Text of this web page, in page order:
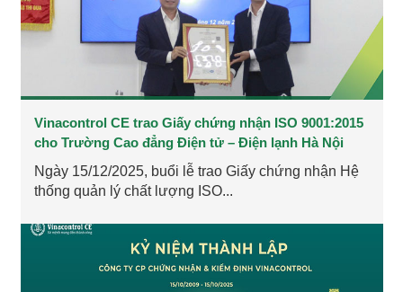
​​​​​​​Vinacontrol CE trao Giấy chứng nhận ISO 9001:2015
cho Trường Cao đẳng Điện tử – Điện lạnh Hà Nội
Ngày 15/12/2025, buổi lễ trao Giấy chứng nhận Hệ
thống quản lý chất lượng ISO...